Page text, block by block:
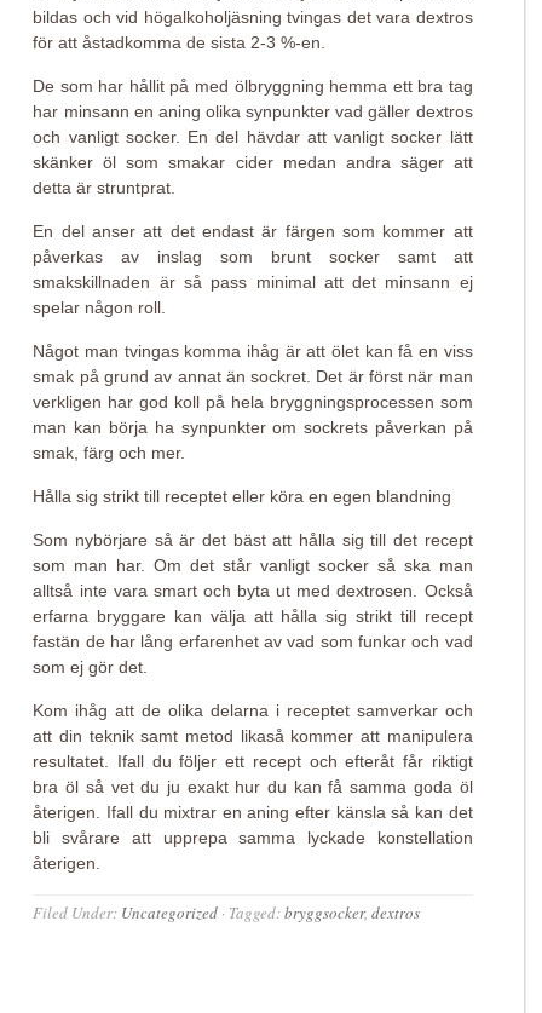
bildas och vid högalkoholjäsning tvingas det vara dextros
för att åstadkomma de sista 2-3 %-en.
De som har hållit på med ölbryggning hemma ett bra tag
har minsann en aning olika synpunkter vad gäller dextros
och vanligt socker. En del hävdar att vanligt socker lätt
skänker öl som smakar cider medan andra säger att
detta är struntprat.
En del anser att det endast är färgen som kommer att
påverkas av inslag som brunt socker samt att
smakskillnaden är så pass minimal att det minsann ej
spelar någon roll.
Något man tvingas komma ihåg är att ölet kan få en viss
smak på grund av annat än sockret. Det är först när man
verkligen har god koll på hela bryggningsprocessen som
man kan börja ha synpunkter om sockrets påverkan på
smak, färg och mer.
Hålla sig strikt till receptet eller köra en egen blandning
Som nybörjare så är det bäst att hålla sig till det recept
som man har. Om det står vanligt socker så ska man
alltså inte vara smart och byta ut med dextrosen. Också
erfarna bryggare kan välja att hålla sig strikt till recept
fastän de har lång erfarenhet av vad som funkar och vad
som ej gör det.
Kom ihåg att de olika delarna i receptet samverkar och
att din teknik samt metod likaså kommer att manipulera
resultatet. Ifall du följer ett recept och efteråt får riktigt
bra öl så vet du ju exakt hur du kan få samma goda öl
återigen. Ifall du mixtrar en aning efter känsla så kan det
bli svårare att upprepa samma lyckade konstellation
återigen.
Filed Under: Uncategorized · Tagged:bryggsocker,dextros